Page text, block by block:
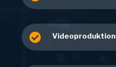
 Videoproduktion